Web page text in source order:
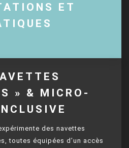
ET
» & MICRO-
des navettes
toutes équipées d’un accès